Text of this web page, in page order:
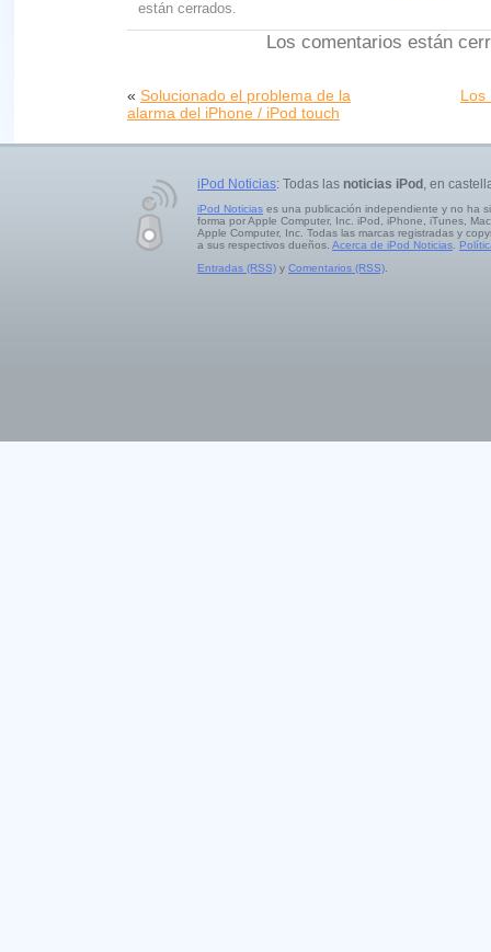
están cerrados.
Los comentarios están
« Solucionado el problema de la
alarma del iPhone / iPod touch
Los
iPod Noticias: Todas las noticias iPod , en
iPod Noticias es una publicación independiente y no ha
forma por Apple Computer, Inc. iPod, iPhone, iTunes,
Apple Computer, Inc. Todas las marcas registradas y
a sus respectivos dueños. Acerca de iPod Noticias
Entradas (RSS) y Comentarios (RSS)